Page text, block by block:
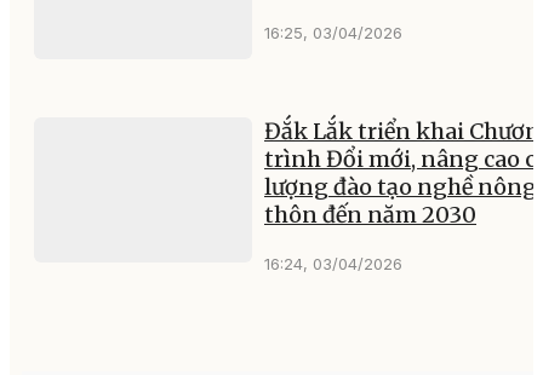
16:25, 03/04/2026
Đắk Lắk triển khai
trình Đổi mới, nâng cao
lượng đào tạo nghề nông
thôn đến năm 2030
16:24, 03/04/2026